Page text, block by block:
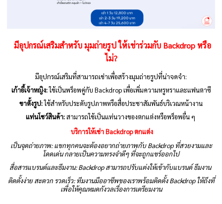
มีอุปกรณ์เสริมสำหรับ มุมถ่ายรูป ให้เช่าร่วมกับ Backdrop หรือ
ไม่?
มีอุปกรณ์เสริมที่สามารถเช่าเพื่อสร้างมุมถ่ายรูปที่น่าจดจำ:
เก้าอี้เจ้าหญิง:ใช้เป็นพร็อพคู่กับ Backdrop เพื่อเพิ่มความหรูหราและแฟนตาซี
ขาตั้งรูป:ใช้สำหรับประดับรูปภาพหรือสื่อประชาสัมพันธ์บริเวณหน้างาน
แท่นโชว์สินค้า:สามารถใช้เป็นแท่นวางของตกแต่งหรือพร็อพอื่น ๆ
บริการให้เช่า Backdrop ตกแต่ง
เป็นจุดถ่ายภาพ: แขกทุกคนจะต้องอยากถ่ายภาพกับ Backdrop ที่สวยงามและ
โดดเด่น กลายเป็นความทรงจำดีๆ ที่จะถูกแชร์ออกไป
สื่อสารแบรนด์และธีมงาน: Backdrop สามารถปรับแต่งให้เข้ากับแบรนด์ ธีมงาน
ติดตั้งง่าย สะดวก รวดเร็ว: ทีมงานมืออาชีพของเราพร้อมติดตั้ง Backdrop ให้ถึงที่
เพื่อให้คุณหมดกังวลเรื่องการเตรียมงาน